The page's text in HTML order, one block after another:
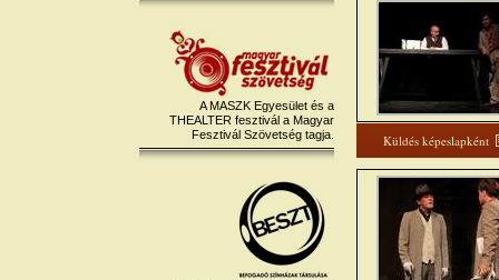
A MASZK Egyesület és a
THEALTER fesztivál a Magyar
Fesztivál Szövetség tagja.
Küldés képeslapként